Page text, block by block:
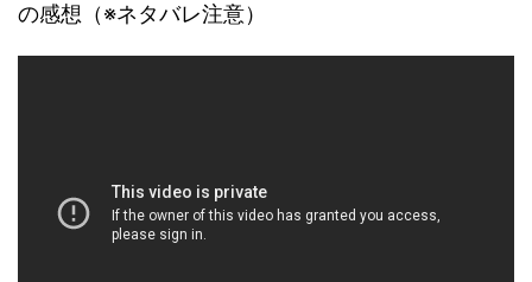
の感想（※ネタバレ注意）